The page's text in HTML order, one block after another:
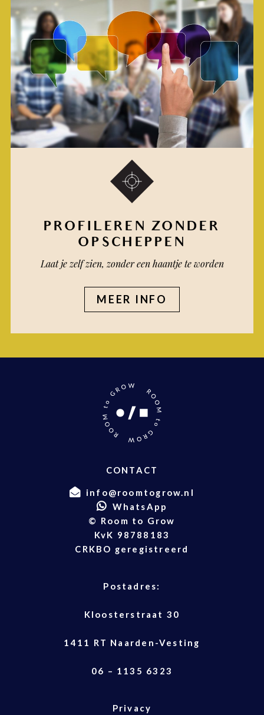
PROFILEREN ZONDER
OPSCHEPPEN
Laat je zelf zien, zonder een haantje te worden
MEER INFO
CONTACT
info@roomtogrow.nl
WhatsApp
© Room to Grow
KvK 98788183
CRKBO geregistreerd
Postadres:
Kloosterstraat 30
1411 RT Naarden-Vesting
06 – 1135 6323
Privacy